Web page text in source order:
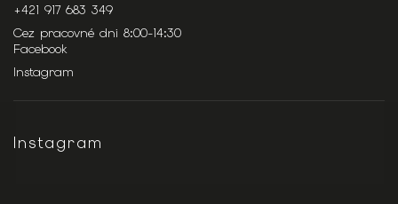
+421 917 683 349
Cez pracovné dni 8:00-14:30
Facebook
Instagram
Instagram